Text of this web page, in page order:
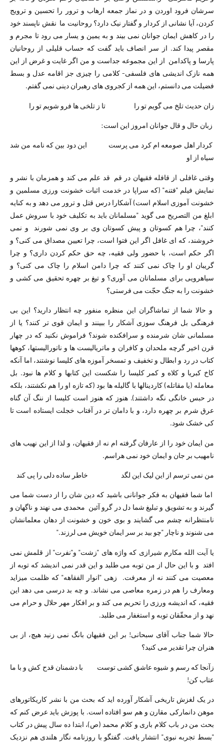
سرشان فرود اوردن و در نماز جمعه ارهاب و ترور را تحسین و ترویج
کردن، آیا نشانی از کردار و گفتار نیک دارد؟ روحانیت ما نقش ناپسند خود
را در کاهش ایمان جوانان نمی بیند و به یمین و یسار می رود تا مجرم و
مقصر پیدا کند. از سر انصاف باید گفت که حساب قلیلی از روحانیان
پارسا و پاکدامن از این مجموعه جداست و من اگر غایت و غرض از این
همه نازک اندیشی های فلسفی- کلامی را چیزی جز اقامه عدل و بسط
فضیلت می دانستم، این همه از کجروی های رهبران دینی نمی گفتم.
زان حدیث تلخ می گویم تو را تا ز تلخی ها فرو شویم تو را
زبان حال و قال جوانان امروز این است:
کردار اهل صومعه ام کرد می پرست این دود بین که نامه من شد
سیاه از او
وقتی غافلی از قافله فقیهان در قم قد علم می کند و همزمان با نشر و
نمایش فیلم "فتنه" (که سراپا در خدمت اثبات خشونت ورزی مسلمین و
خشونت آموزی اسلام است) آشکارا درس قتل و ترور می دهد و به کنایه
ابلغ من التصریح می گوید "مسلمانان باید به تکلیف خود با سروش عمل
کنند"، چرا هم کسوتان و پیش کسوتان وی بر وی نمی شورند و نمی
خروشند، که ای غافل اگر این فتوا است، چرا تعیین مصداق می کنی؟ و
اگر حکم است، با حضور ولی فقیه، چه حق حکم کردن داری؟ و چرا
گریبان او را چاک نمی کنند که چرا دامن اسلام را چاک می کنی؟ و
سیاهرویی برای مسلمانان می آوری؟ و تیغ بر چهره تحقیق می کشی و
خشونت را به جنگ حجّت می فرستی؟
و حالا شما از تماشاگران این منظره منفور چه انتظار دارید؟ این بی
فرهنگی بل فرهنگ سوزی آشکار را ببینند و ایمان قوی تر کنند؟ یا از
مسلمانی شان شرمنده و سرافکنده شوند؟ فراموش نکنید که در چهار
قرن اخیر گرچه ملحدان و کافران و ماتریالیست ها و ناتورالیستها، کوهها
کتاب در رد و ابطال و تخفیف و تمسخر آموزه های کلیسا نوشتند، اما آنکه
کاخ کبریا و کلاه و کمر کلیسا را شکست این کتابها و کلام ها نبود. بل
معامله (یا مقاتله) کاردینالها با گالیله ها بود (که تازه او را هم نکشتند، بلکه
در حبس خانگی نگه داشتند). هنوز که هنوز است کلیسا از ننگ آن گناه
عرق شرم بر چهره دارد، و با دامان تر در آفتاب خجلت ایستاده است تا
کی خشک شود.
من ایمان خود را از عارفان گرفته ام نه از فقیهان، و لذا از این نهیب های
نامهیب بر جان و ایمان خود نمی هراسم.
من نمی ترسم از این لیک این لگد خاطر ساده دلی را پی کند
اما شما فقیهان به فکر جوانانی باشید که دین شان را از دست شما می
گیرند و به تشویق و تبلیغ شما دل در گرو آئین محمدی می نهند و ناگهان و
نامنتظرانه چشم می گشایند و بوی خون و خشونت از دهان معلمانشان
می شنوند و ناچار "چو بید بر سر ایمان خویش می لرزند."
یا آیت الله مکارم شیرازی که واژه های "زشت" و"نفرت" از قلمش نمی
افتد و با این حال از من توبه می طلبد و این قدر نمی اندیشد که توبه از
معصیت می کنند نه از معرفت. زهی "انوار الفقاهه" که ظلمت میزاید
ومعارف را هم در زمره معاصی می نشاند. و چه بد درسی می دهد این
فقیه، که اندیشه ورزی را تحریم می کند و بر افکار مهر حلال و حرام می
نهد و از محقّقان توبه و استغفار می طلبد.
حالا شما جناب آقای سبحانی! بر این فقیهان بانگ نمی زنید هیچ، از بی
هنران چرا تقدیر می کنید؟
زآنجا که رسم و شیوه عاشق کشی توست با دشمنان قدح کش و با ما
عتاب کن!
در یک لغزش تاریخی آشکار آورده اید که بحث من با نشر کاریکاتورهای
موهن دانمارکی مقارن و هم سو افتاده است. با پوزش باید عرض کنم که
بحث من در باب کلام باری و کلام محمد (ص)، ابتدا ده سال پیش در کتاب
"بسط تجربه نبوی" انتشار یافت. گفتگو با روزنامه نگار هلندی هم نزدیک